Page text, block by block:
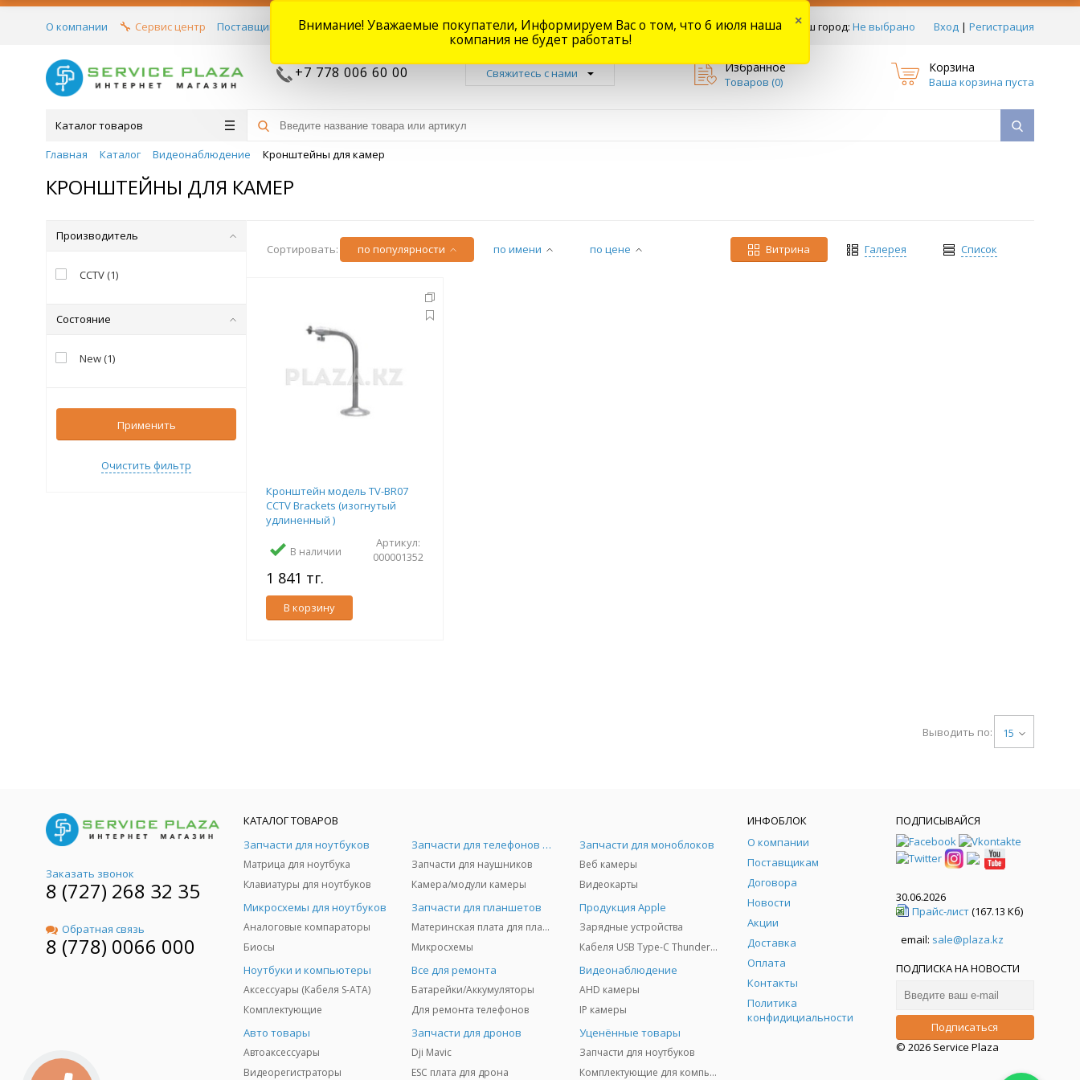
Ваш город: Не выбрано Вход | Регистрация
О компании Сервис центр Поставщикам Договора Новости Акции Доставка Оплата Наши магазины Форум Отзывы
+7 778 006 60 00 Свяжитесь с нами Избранное
Товаров (0)
Корзина
Ваша корзина пуста
Каталог товаров
Главная
Каталог Видеонаблюдение Кронштейны для камер
КРОНШТЕЙНЫ ДЛЯ КАМЕР
Производитель
CCTV (1)
Состояние
New (1)
Применить
Очистить фильтр
Список
Галерея
Витрина
Сортировать: по популярности по имени по цене
Кронштейн модель TV-BR07
CCTV Brackets (изогнутый
удлиненный )
В наличии
Артикул:
000001352
1 841 тг.
В корзину
Выводить по: 15
Заказать звонок
8 (727) 268 32 35
Обратная связь
8 (778) 0066 000
КАТАЛОГ ТОВАРОВ
Запчасти для ноутбуков
Матрица для ноутбука
Клавиатуры для ноутбуков
Запчасти для телефонов и Airpods
Запчасти для наушников
Камера/модули камеры
Запчасти для моноблоков
Веб камеры
Видеокарты
Микросхемы для ноутбуков
Аналоговые компараторы
Биосы
Запчасти для планшетов
Материнская плата для планшетов
Микросхемы
Продукция Apple
Зарядные устройства
Кабеля USB Type-C Thunderbolt 3/4/5
Ноутбуки и компьютеры
Аксессуары (Кабеля S-ATA)
Комплектующие
Все для ремонта
Батарейки/Аккумуляторы
Для ремонта телефонов
Видеонаблюдение
AHD камеры
IP камеры
Авто товары
Автоаксессуары
Видеорегистраторы
Запчасти для дронов
Dji Mavic
ESC плата для дрона
Уценённые товары
Запчасти для ноутбуков
Комплектующие для компьютеров
ИНФОБЛОК
О компании
Поставщикам
Договора
Новости
Акции
Доставка
Оплата
Контакты
Политика
конфидициальности
ПОДПИСЫВАЙСЯ
30.06.2026
Прайс-лист(167.13 Кб)
email: sale@plaza.kz
ПОДПИСКА НА НОВОСТИ
© 2026 Service Plaza
Внимание! Уважаемые покупатели, Информируем Вас о том, что 6 июля наша
компания не будет работать!
×